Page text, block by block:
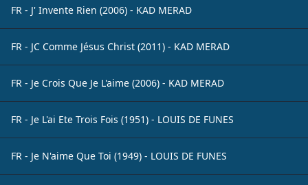
FR - J' Invente Rien (2006) - KAD MERAD
FR - JC Comme Jésus Christ (2011) - KAD MERAD
FR - Je Crois Que Je L'aime (2006) - KAD MERAD
FR - Je L'ai Ete Trois Fois (1951) - LOUIS DE FUNES
FR - Je N'aime Que Toi (1949) - LOUIS DE FUNES